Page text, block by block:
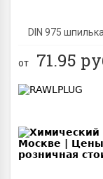
DIN 975
от 71.95